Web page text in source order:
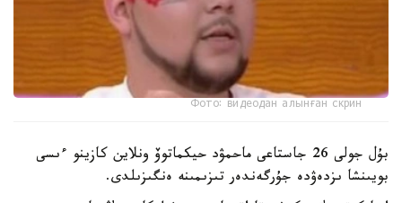
Фото: видеодан алынған скрин
بۇل جولى 26 جاستاعى ماحمۋد حيكماتوۆ ونلاين كازينو ءىسى
بويىنشا ىزدەۋدە جۇرگەندەر تىزىمىنە ەنگىزىلدى.